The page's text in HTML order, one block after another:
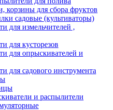
корзины для сбора фруктов
садовые (культиваторы)
для измельчителей ,
для кусторезов
для опрыскивателей и
для садового инструмента
и распылители